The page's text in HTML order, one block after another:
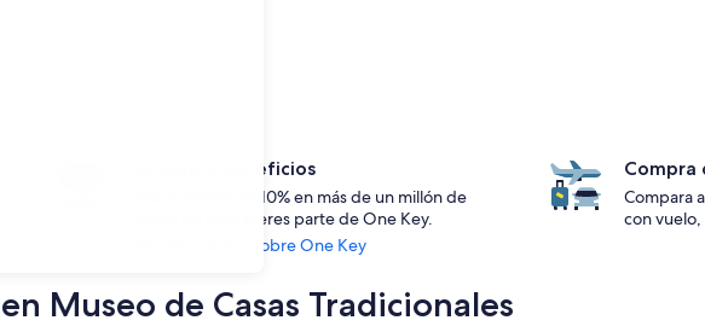
Accede a beneficios
Ahorra desde un 10% en más de un millón de
rentas de auto si eres parte de One Key.
Ver información sobre One Key
Compra
Compara
con vuelo,
Museo de Casas Tradicionales